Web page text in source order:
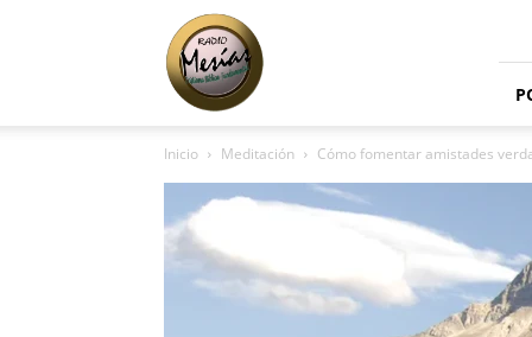
Radio
Mesías
Inicio Meditación Cómo fomentar amistades